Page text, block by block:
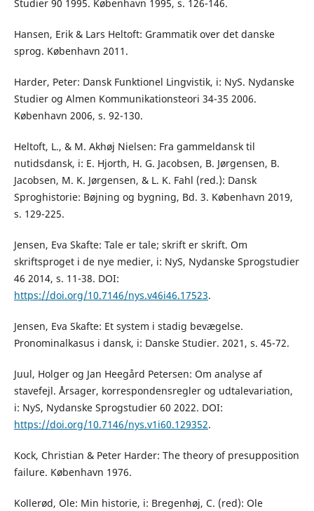
Studier 90 1995. København 1995, s. 126-146.
Hansen, Erik & Lars Heltoft: Grammatik over det danske
sprog. København 2011.
Harder, Peter: Dansk Funktionel Lingvistik, i: NyS. Nydanske
Studier og Almen Kommunikationsteori 34-35 2006.
København 2006, s. 92-130.
Heltoft, L., & M. Akhøj Nielsen: Fra gammeldansk til
nutidsdansk, i: E. Hjorth, H. G. Jacobsen, B. Jørgensen, B.
Jacobsen, M. K. Jørgensen, & L. K. Fahl (red.): Dansk
Sproghistorie: Bøjning og bygning, Bd. 3. København 2019,
s. 129-225.
Jensen, Eva Skafte: Tale er tale; skrift er skrift. Om
skriftsproget i de nye medier, i: NyS, Nydanske Sprogstudier
46 2014, s. 11-38. DOI:
https://doi.org/10.7146/nys.v46i46.17523.
Jensen, Eva Skafte: Et system i stadig bevægelse.
Pronominalkasus i dansk, i: Danske Studier. 2021, s. 45-72.
Juul, Holger og Jan Heegård Petersen: Om analyse af
stavefejl. Årsager, korrespondensregler og udtalevariation,
i: NyS, Nydanske Sprogstudier 60 2022. DOI:
https://doi.org/10.7146/nys.v1i60.129352.
Kock, Christian & Peter Harder: The theory of presupposition
failure. København 1976.
Kollerød, Ole: Min historie, i: Bregenhøj, C. (red): Ole